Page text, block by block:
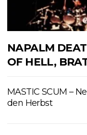
NAPALM
OF HELL,
MASTIC SCUM –
den Herbst